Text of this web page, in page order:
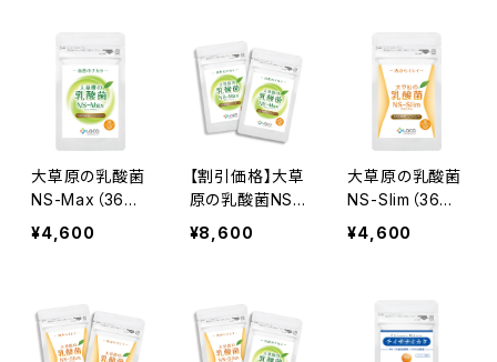
大草原の乳酸菌
NS-Max（36
粒） ≪18日分
¥4,600
【割引価格】大草
原の乳酸菌NS-
Max（36粒）× 2
袋セット ≪36
¥8,600
大草原の乳酸菌
NS-Slim（36粒）
≪18日分≫
¥4,600